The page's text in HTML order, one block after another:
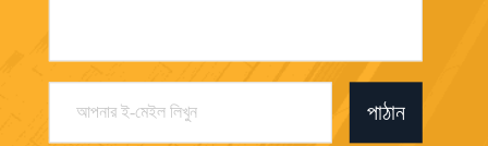
পাঠান